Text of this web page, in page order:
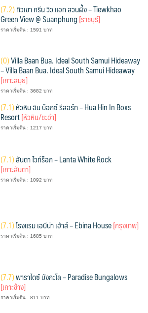
(7.2)ทิวเขา กรีน วิว แอท สวนผึ้ง – Tiewkhao
Green View @ Suanphung[ราชบุรี]
ราคาเริ่มต้น : 1591 บาท
(0)Villa Baan Bua. Ideal South Samui Hideaway
– Villa Baan Bua. Ideal South Samui Hideaway
[เกาะสมุย]
ราคาเริ่มต้น : 3682 บาท
(7.1)หัวหิน อิน บ็อกซ์ รีสอร์ท – Hua Hin In Boxs
Resort[หัวหิน/ชะอำ]
ราคาเริ่มต้น : 1217 บาท
(7.1)ลันตา ไวท์ร็อก – Lanta White Rock
[เกาะลันตา]
ราคาเริ่มต้น : 1092 บาท
(7.1)โรงแรม เอบีน่า เฮ้าส์ – Ebina House[กรุงเทพ]
ราคาเริ่มต้น : 1685 บาท
(7.7)พาราไดซ์ บังกะโล – Paradise Bungalows
[เกาะช้าง]
ราคาเริ่มต้น : 811 บาท